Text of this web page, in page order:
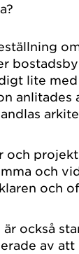
lite
och
och
och
också
av